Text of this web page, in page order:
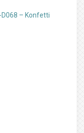
– Konfetti